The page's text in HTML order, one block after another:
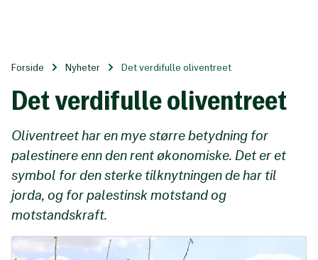
Forside Nyheter Det verdifulle oliventreet
Det verdifulle oliventreet
Oliventreet har en mye større betydning for
palestinere enn den rent økonomiske. Det er et
symbol for den sterke tilknytningen de har til
jorda, og for palestinsk motstand og
motstandskraft.